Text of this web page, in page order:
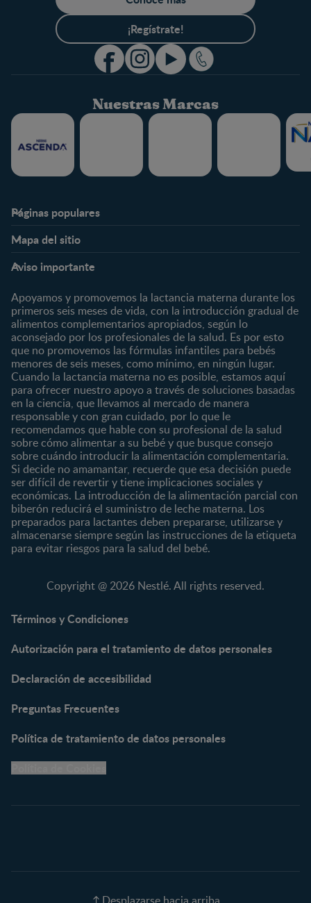
¡Regístrate!
Nuestras Marcas
Páginas populares
Expertos en Nutrición
Preguntas Frecuentes
¿Quiénes somos?
Marcas y productos
Nuestros Productos
Nuestras Marcas
Mapa del sitio
Preconcepción
Embarazo
Posparto
0 a 4 meses
4 a 6 meses
6 a 8 meses
8 a 12 meses
12 a 24 meses
Desde 2 años
Preescolar
Escolar
Nutrición
Salud
Maternidad
Paternidad
Vida en familia
Marcas
CERELAC®
GERBER®
KLIM®
NAN® 3
NAN® Optipro® 3
NAN® Supreme 3
NESTUM®
NESCARE®
Productos
Cereales Infantiles
Compotas y galletas
Fórmulas Infantiles
Vitaminas y Suplementos
Herramientas
Aviso importante
Apoyamos y promovemos la lactancia materna durante los
primeros seis meses de vida, con la introducción gradual de
alimentos complementarios apropiados, según lo
aconsejado por los profesionales de la salud. Es por esto
que no promovemos las fórmulas infantiles para bebés
menores de seis meses, como mínimo, en ningún lugar.
Cuando la lactancia materna no es posible, estamos aquí
para ofrecer nuestro apoyo a través de soluciones basadas
en la ciencia, que llevamos al mercado de manera
responsable y con gran cuidado, por lo que le
recomendamos que hable con su profesional de la salud
sobre cómo alimentar a su bebé y que busque consejo
sobre cuándo introducir la alimentación complementaria.
Si decide no amamantar, recuerde que esa decisión puede
ser difícil de revertir y tiene implicaciones sociales y
económicas. La introducción de la alimentación parcial con
biberón reducirá el suministro de leche materna. Los
preparados para lactantes deben prepararse, utilizarse y
almacenarse siempre según las instrucciones de la etiqueta
para evitar riesgos para la salud del bebé.
Copyright @ 2026 Nestlé. All rights reserved.
Términos y Condiciones
Autorización para el tratamiento de datos personales
Declaración de accesibilidad
Preguntas Frecuentes
Política de tratamiento de datos personales